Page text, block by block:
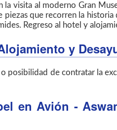
la visita al moderno Gran
piezas que recorren la
Regreso al hotel y
y
posibilidad de contratar la
en Avión -